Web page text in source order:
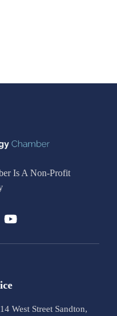
Is A Non-Profit
West Street Sandton,